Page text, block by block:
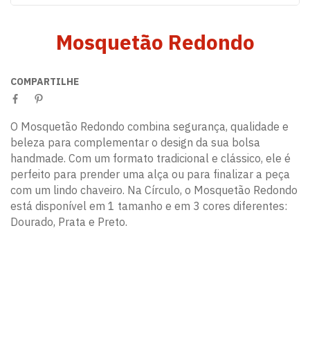
Mosquetão Redondo
COMPARTILHE
O Mosquetão Redondo combina segurança, qualidade e
beleza para complementar o design da sua bolsa
handmade. Com um formato tradicional e clássico, ele é
perfeito para prender uma alça ou para finalizar a peça
com um lindo chaveiro. Na Círculo, o Mosquetão Redondo
está disponível em 1 tamanho e em 3 cores diferentes:
Dourado, Prata e Preto.